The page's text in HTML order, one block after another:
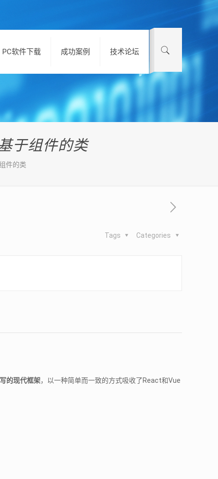
PC软件下载 成功案例 技术论坛
于组件的类
件的类
Categories
Tags
的现代框架，以一种简单而一致的方式吸收了React和Vue